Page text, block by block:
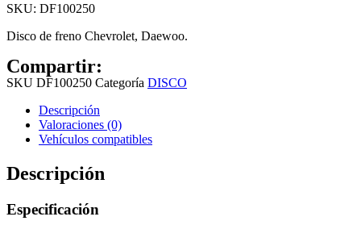
SKU: DF100250
Disco de freno Chevrolet, Daewoo.
Compartir:
SKU DF100250 Categoría DISCO
Descripción
Valoraciones (0)
Vehículos compatibles
Descripción
Especificación